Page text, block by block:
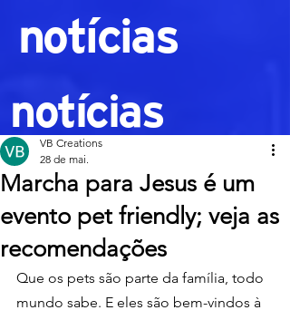
notícias
Marcha para Jesus é um
evento pet friendly; veja as
recomendações
VB Creations
28 de mai.
Que os pets são parte da família, todo
mundo sabe. E eles são bem-vindos à
notícias